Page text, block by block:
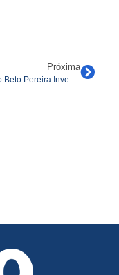
Próxima
Deputado Beto Pereira Investe R$ 1 Milhão Em Mobiliário Para A UEMS: ‘Investir Na Universidade É Investir Nas Pessoas’